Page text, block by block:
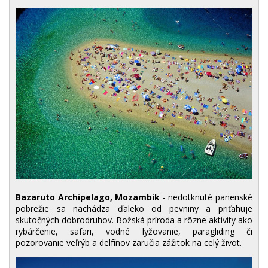
Bazaruto Archipelago, Mozambik - nedotknuté panenské
pobrežie sa nachádza ďaleko od pevniny a priťahuje
skutočných dobrodruhov. Božská príroda a rôzne aktivity ako
rybárčenie, safari, vodné lyžovanie, paragliding či
pozorovanie veľrýb a delfínov zaručia zážitok na celý život.